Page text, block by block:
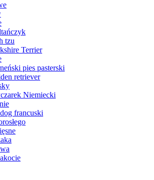
tzu
Terrier
pies pasterski
retriever
Niemiecki
francuski